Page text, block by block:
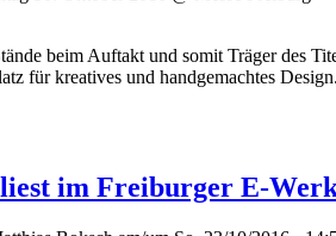
beim Auftakt und somit Träger des
für kreatives und handgemachtes Design.
im Freiburger E-